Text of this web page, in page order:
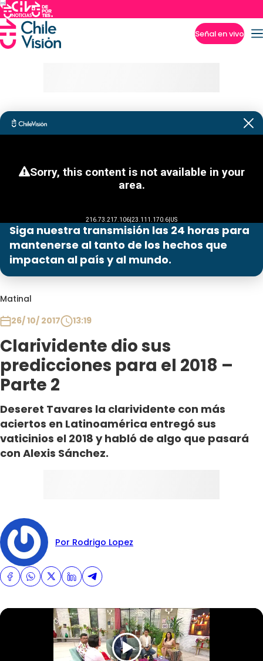
Señal en vivo
Siga nuestra transmisión las 24 horas para
mantenerse al tanto de los hechos que
impactan al país y al mundo.
Matinal
26/ 10/ 2017
13:19
Clarividente dio sus
predicciones para el 2018 –
Parte 2
Deseret Tavares la clarividente con más
aciertos en Latinoamérica entregó sus
vaticinios el 2018 y habló de algo que pasará
con Alexis Sánchez.
Por Rodrigo Lopez
Programas
Club De La Comedia
Contigo en Directo
Plan Perfecto
El Tiempo
Sabingo
Todos Los Programas